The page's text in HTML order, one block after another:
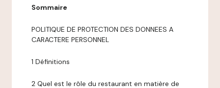
Sommaire
POLITIQUE DE PROTECTION DES DONNEES A
CARACTERE PERSONNEL
1 Définitions
2 Quel est le rôle du restaurant en matière de